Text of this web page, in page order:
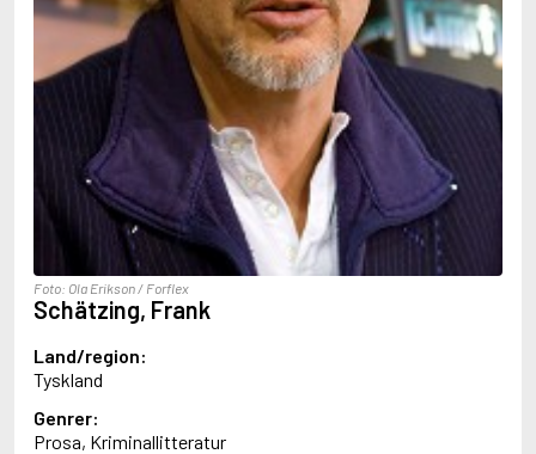
Abse, Dannie
Abu-Jaber, Diana
Abulhawa, Susan
Aburas, Lone
Achebe, Chinua
Achmatova, Anna
Aciman, André
Ackebo, Lena
Acker, Kathy
Ackroyd, Peter
Adam de la Halle
Adamov, Arthur
Adams, Douglas
Adams, Herbert
Adams, Jane
Adams, Richard
Adbåge, Emma
Adbåge, Lisen
Adelborg, Ottilia
Foto: Ola Erikson / Forflex
Schätzing, Frank
Land/region:
Tyskland
Genrer:
Prosa, Kriminallitteratur